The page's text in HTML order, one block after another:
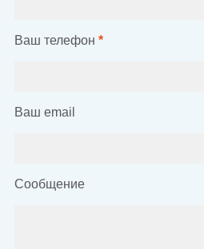
Ваш телефон *
Ваш email
Сообщение